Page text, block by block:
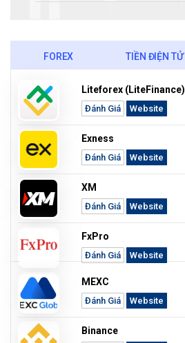
FOREX TIỀN ĐIỆN TỬ
Liteforex (LiteFinance)
Đánh Giá Website
Exness
Đánh Giá Website
XM
Đánh Giá Website
FxPro
Đánh Giá Website
MEXC
Đánh Giá Website
Binance